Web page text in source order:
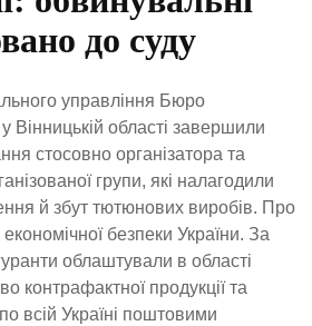
до суду
управління Бюро
Вінницькій області завершили
стосовно організатора та
групи, які налагодили
й збут тютюнових виробів. Про
безпеки України. За
облаштували в області
контрафактної продукції та
всій Україні поштовими